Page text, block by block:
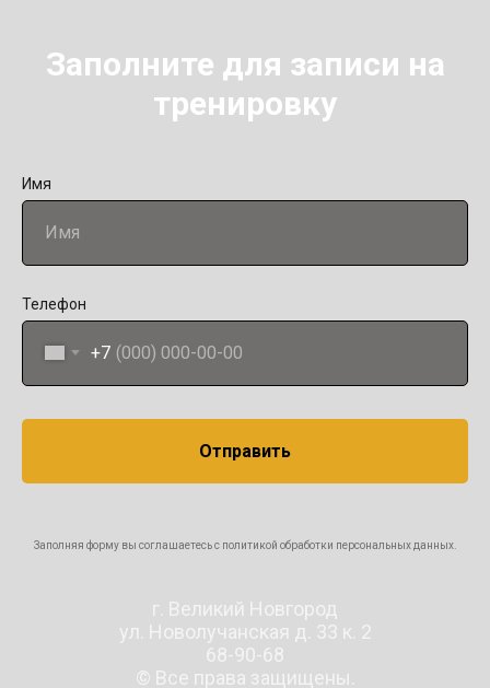
Заполните для записи на
тренировку
Имя
Телефон
+7
Отправить
Заполняя форму вы соглашаетесь с политикой обработки персональных данных.
г. Великий Новгород
ул. Новолучанская д. 33 к. 2
68-90-68
© Все права защищены.